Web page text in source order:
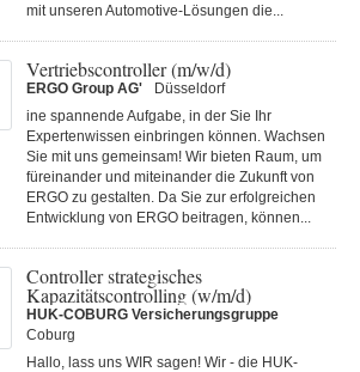
mit unseren Automotive-Lösungen die...
Vertriebscontroller (m/w/d)
ERGO Group AG'
Düsseldorf
ine spannende Aufgabe, in der Sie Ihr
Expertenwissen einbringen können. Wachsen
Sie mit uns gemeinsam! Wir bieten Raum, um
füreinander und miteinander die Zukunft von
ERGO zu gestalten. Da Sie zur erfolgreichen
Entwicklung von ERGO beitragen, können...
Controller strategisches
Kapazitätscontrolling (w/m/d)
HUK-COBURG Versicherungsgruppe
Coburg
Hallo, lass uns WIR sagen! Wir - die HUK-